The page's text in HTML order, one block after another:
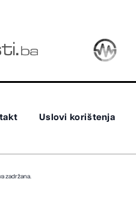
Uslovi korištenja
zadržana.